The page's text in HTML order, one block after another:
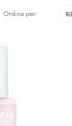
Ordina per: